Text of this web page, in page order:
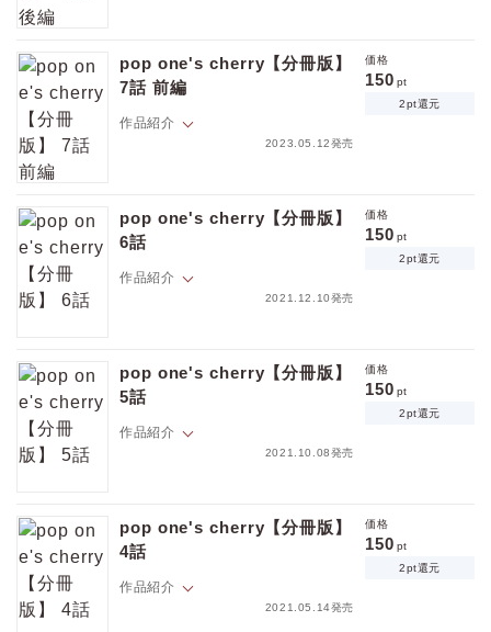
ちゃんとの気持ちの距離はまだ遠いと思っていたけれど…！？
※本作品はweb雑誌「equal vol.79α」に収録されています。重複購入に
ご注意ください。
pop one's cherry【分冊版】
7話 前編
作品紹介
2023.05.12発売
価格
150 pt
2pt還元
いΩ、幼馴染みオメガバーズ待望の続編が堂々スタート！
※本作品はweb雑誌「equal vol.77β」に収録されています。重複購入に
ご注意ください。
pop one's cherry【分冊版】
6話
作品紹介
2021.12.10発売
価格
150 pt
2pt還元
重ねてしまった二人。今まで知らなかった廉次の本心を聞き…
※本作品はWEB雑誌「equal vol.60α」に収録されています。重複購入に
ご注意ください。
pop one's cherry【分冊版】
5話
作品紹介
2021.10.08発売
価格
150 pt
2pt還元
ていたはずのセフレと廉次が話しているのを聞いてしまい！？
※本作品はWEB雑誌「equal vol.58」に収録されています。重複購入に
ご注意ください。
pop one's cherry【分冊版】
4話
作品紹介
2021.05.14発売
価格
150 pt
2pt還元
ポイントを消費して購入するにはログイン・会員登録が必要です